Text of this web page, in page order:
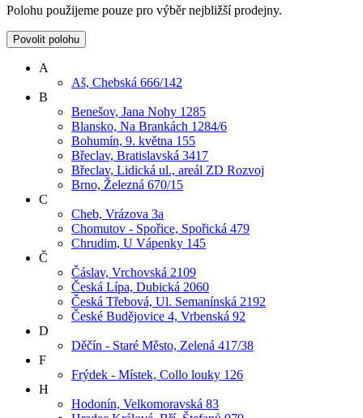
Polohu použijeme pouze pro výběr nejbližší prodejny.
Povolit polohu
A
Aš, Chebská 666/142
B
Benešov, Jana Nohy 1285
Blansko, Na Brankách 1284/6
Bohumín, 9. května 155
Břeclav, Bratislavská 3417
Břeclav, Lidická ul., areál ZD Rozvoj
Brno, Železná 670/15
C
Cheb, Vrázova 3a
Chomutov - Spořice, Spořická 479
Chrudim, U Vápenky 145
Č
Čáslav, Vrchovská 2109
Česká Lípa, Dubická 2060
Česká Třebová, Ul. Semanínská 2192
České Budějovice 4, Vrbenská 92
D
Děčín - Staré Město, Zelená 417/38
F
Frýdek - Místek, Collo louky 126
H
Hodonín, Velkomoravská 83